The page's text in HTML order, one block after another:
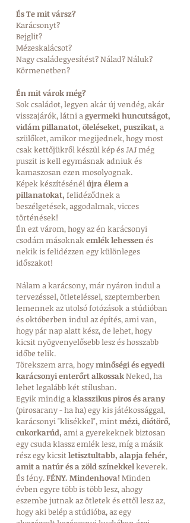
És Te mit vársz?
Karácsonyt?
Bejglit?
Mézeskalácsot?
Nagy családegyesítést? Nálad? Náluk?
Körmenetben?
Én mit várok még?
Sok családot, legyen akár új vendég, akár
visszajárók, látni a gyermeki huncutságot,
vidám pillanatot, öleléseket, puszikat, a
szülőket, amikor megijednek, hogy most
csak kettőjükről készül kép és JAJ még
puszit is kell egymásnak adniuk és
kamaszosan ezen mosolyognak.
Képek készítésénél újra élem a
pillanatokat, felidéződnek a
beszélgetések, aggodalmak, vicces
történések!
Én ezt várom, hogy az én karácsonyi
csodám másoknak emlék lehessen és
nekik is felidézzen egy különleges
időszakot!
Nálam a karácsony, már nyáron indul a
tervezéssel, ötleteléssel, szeptemberben
lemennek az utolsó fotózások a stúdióban
és októberben indul az építés, ami van,
hogy pár nap alatt kész, de lehet, hogy
kicsit nyögvenyelősebb lesz és hosszabb
időbe telik.
Törekszem arra, hogy minőségi és egyedi
karácsonyi enterőrt alkossak Neked, ha
lehet legalább két stílusban.
Egyik mindig a klasszikus piros és arany
(pirosarany - ha ha) egy kis játékossággal,
karácsonyi "klisékkel", mint mézi, diótörő,
cukorkarúd, ami a gyerekeknek biztosan
egy csuda klassz emlék lesz, míg a másik
rész egy kicsit letisztultabb, alapja fehér,
amit a natúr és a zöld színekkel keverek.
És fény. FÉNY. Mindenhova! Minden
évben egyre több is több lesz, ahogy
eszembe jutnak az ötletek és ettől lesz az,
hogy aki belép a stúdióba, az egy